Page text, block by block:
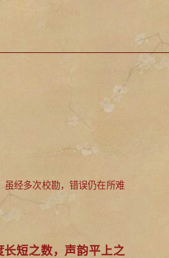
虽经多次校勘，错误仍在所难
短之数，声韵平上之